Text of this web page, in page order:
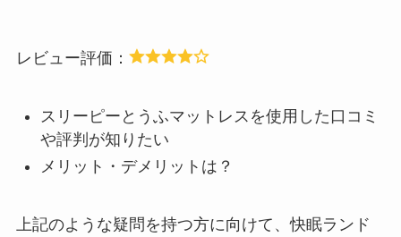
レビュー評価：
スリーピーとうふマットレスを使用した口コミ
や評判が知りたい
メリット・デメリットは？
上記のような疑問を持つ方に向けて、快眠ランド